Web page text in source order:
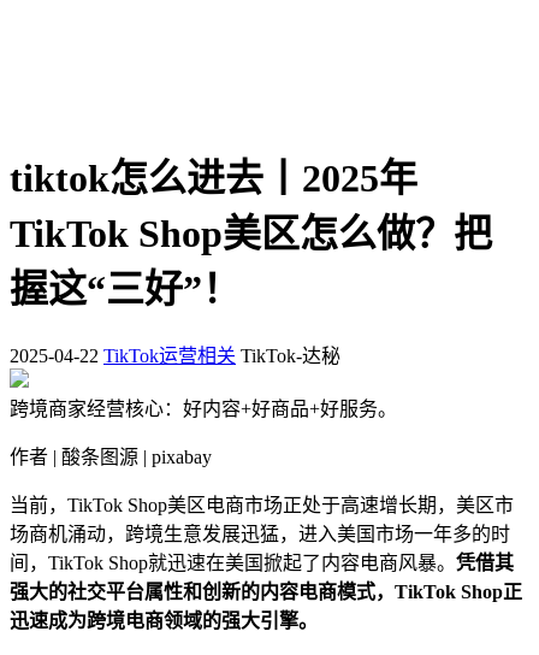
tiktok怎么进去丨2025年
TikTok Shop美区怎么做？把
握这“三好”！
2025-04-22 TikTok运营相关 TikTok-达秘
跨境商家经营核心：好内容+好商品+好服务。
作者 | 酸条图源 | pixabay
当前，TikTok Shop美区电商市场正处于高速增长期，美区市
场商机涌动，跨境生意发展迅猛，进入美国市场一年多的时
间，TikTok Shop就迅速在美国掀起了内容电商风暴。 凭借其
强大的社交平台属性和创新的内容电商模式，TikTok Shop正
迅速成为跨境电商领域的强大引 擎。